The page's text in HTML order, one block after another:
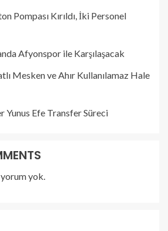
Pompası Kırıldı, İki Personel
Afyonspor ile Karşılaşacak
Mesken ve Ahır Kullanılamaz Hale
Yunus Efe Transfer Süreci
yok.